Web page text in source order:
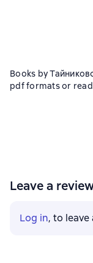
Books by
pdf formats or
Leave a
Log in, to leave